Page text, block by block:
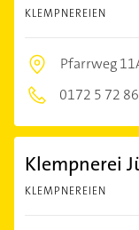
KLEMPNEREIEN
Pfarrweg
0172 5 72
Klempnerei
KLEMPNEREIEN